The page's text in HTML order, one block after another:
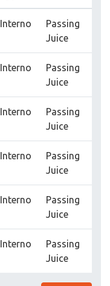
Interno
Passing
Juice
Interno
Passing
Juice
Interno
Passing
Juice
Interno
Passing
Juice
Interno
Passing
Juice
Interno
Passing
Juice